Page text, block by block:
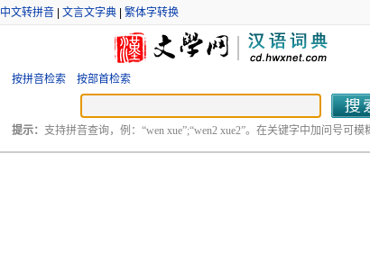
中文转拼音| 文言文字典| 繁体字转换
按拼音检索 按部首检索
提示： 支持拼音查询，例：“wen xue”;“wen2 xue2”。在关键字中加问号可模